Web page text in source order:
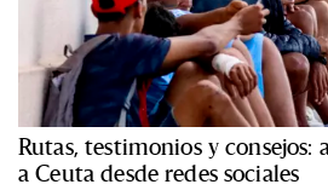
Rutas, testimonios y consejos:
a Ceuta desde redes sociales